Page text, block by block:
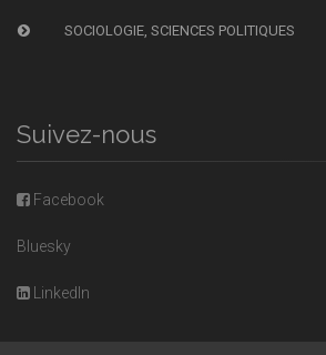
SOCIOLOGIE, SCIENCES POLITIQUES
Suivez-nous
Facebook
Bluesky
LinkedIn